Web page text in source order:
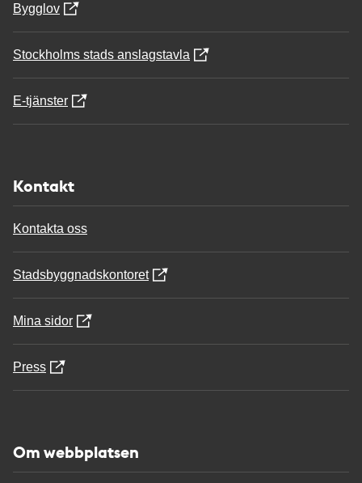
Bygglov
Stockholms stads anslagstavla
E-tjänster
Kontakt
Kontakta oss
Stadsbyggnadskontoret
Mina sidor
Press
Om webbplatsen